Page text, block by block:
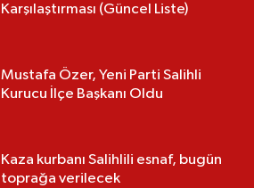
Karşılaştırması (Güncel Liste)
Mustafa Özer, Yeni Parti Salihli
Kurucu İlçe Başkanı Oldu
Kaza kurbanı Salihlili esnaf, bugün
toprağa verilecek